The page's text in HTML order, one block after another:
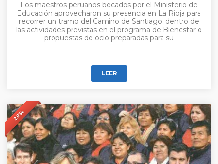
Los maestros peruanos becados por el Ministerio de
Educación aprovecharon su presencia en La Rioja para
recorrer un tramo del Camino de Santiago, dentro de
las actividades previstas en el programa de Bienestar o
propuestas de ocio preparadas para su
LEER
2014